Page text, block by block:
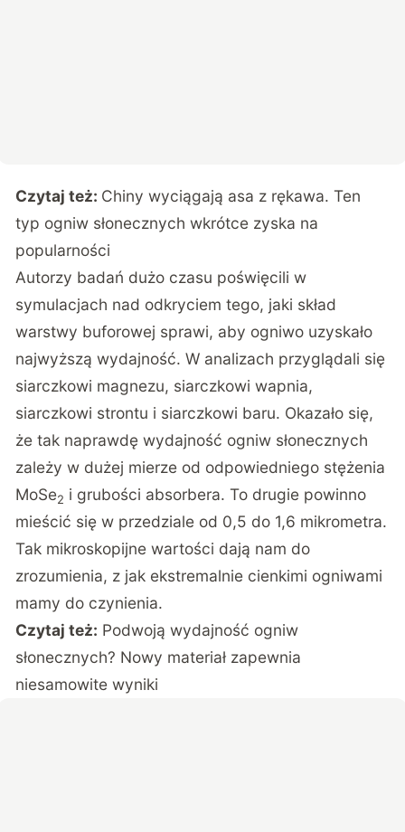
Czytaj też: Chiny wyciągają asa z rękawa. Ten
typ ogniw słonecznych wkrótce zyska na
popularności
Autorzy badań dużo czasu poświęcili w
symulacjach nad odkryciem tego, jaki skład
warstwy buforowej sprawi, aby ogniwo uzyskało
najwyższą wydajność. W analizach przyglądali się
siarczkowi magnezu, siarczkowi wapnia,
siarczkowi strontu i siarczkowi baru. Okazało się,
że tak naprawdę wydajność ogniw słonecznych
zależy w dużej mierze od odpowiedniego stężenia
MoSe2 i grubości absorbera. To drugie powinno
mieścić się w przedziale od 0,5 do 1,6 mikrometra.
Tak mikroskopijne wartości dają nam do
zrozumienia, z jak ekstremalnie cienkimi ogniwami
mamy do czynienia.
Czytaj też: Podwoją wydajność ogniw
słonecznych? Nowy materiał zapewnia
niesamowite wyniki